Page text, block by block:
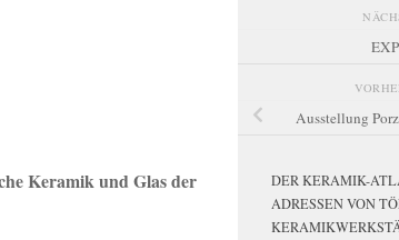
Keramik und Glas der
Ausstellung
DER KERAMIK-
ADRESSEN VON